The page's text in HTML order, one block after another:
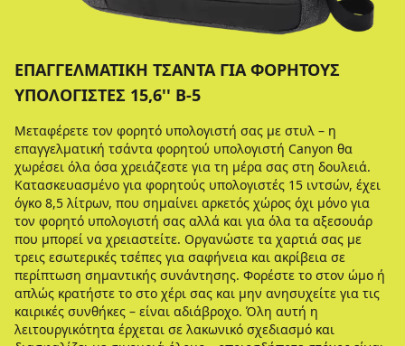
ΕΠΑΓΓΕΛΜΑΤΙΚΉ ΤΣΆΝΤΑ ΓΙΑ ΦΟΡΗΤΟΎΣ
ΥΠΟΛΟΓΙΣΤΈΣ 15,6'' B-5
Μεταφέρετε τον φορητό υπολογιστή σας με στυλ – η
επαγγελματική τσάντα φορητού υπολογιστή Canyon θα
χωρέσει όλα όσα χρειάζεστε για τη μέρα σας στη δουλειά.
Κατασκευασμένο για φορητούς υπολογιστές 15 ιντσών, έχει
όγκο 8,5 λίτρων, που σημαίνει αρκετός χώρος όχι μόνο για
τον φορητό υπολογιστή σας αλλά και για όλα τα αξεσουάρ
που μπορεί να χρειαστείτε. Οργανώστε τα χαρτιά σας με
τρεις εσωτερικές τσέπες για σαφήνεια και ακρίβεια σε
περίπτωση σημαντικής συνάντησης. Φορέστε το στον ώμο ή
απλώς κρατήστε το στο χέρι σας και μην ανησυχείτε για τις
καιρικές συνθήκες – είναι αδιάβροχο. Όλη αυτή η
λειτουργικότητα έρχεται σε λακωνικό σχεδιασμό και